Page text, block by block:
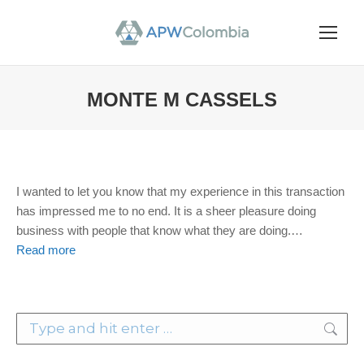
MONTE M CASSELS
I wanted to let you know that my experience in this transaction
has impressed me to no end. It is a sheer pleasure doing
business with people that know what they are doing.…
Read more
Search: